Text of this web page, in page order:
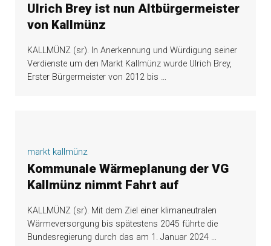
Ulrich Brey ist nun Altbürgermeister
von Kallmünz
KALLMÜNZ (sr). In Anerkennung und Würdigung seiner
Verdienste um den Markt Kallmünz wurde Ulrich Brey,
Erster Bürgermeister von 2012 bis …
markt kallmünz
Kommunale Wärmeplanung der VG
Kallmünz nimmt Fahrt auf
KALLMÜNZ (sr). Mit dem Ziel einer klimaneutralen
Wärmeversorgung bis spätestens 2045 führte die
Bundesregierung durch das am 1. Januar 2024 …